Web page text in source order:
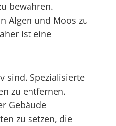
bewahren.
Algen und Moos zu
ist eine
sind. Spezialisierte
zu entfernen.
Gebäude
zu setzen, die